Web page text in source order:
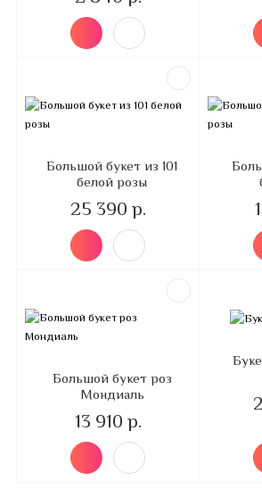
Большой букет из 101
белой розы
25 390 р.
Большой букет роз
Мондиаль
13 910 р.